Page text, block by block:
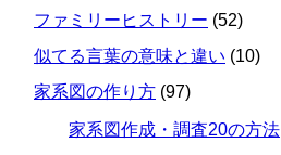
ファミリーヒストリー (52)
似てる言葉の意味と違い (10)
家系図の作り方 (97)
家系図作成・調査20の方法